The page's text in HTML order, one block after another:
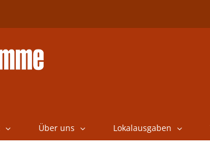
Über uns Lokalausgaben